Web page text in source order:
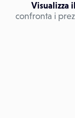
Visualizza
confronta i